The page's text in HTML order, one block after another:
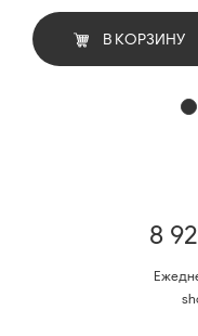
В КОРЗИНУ
8